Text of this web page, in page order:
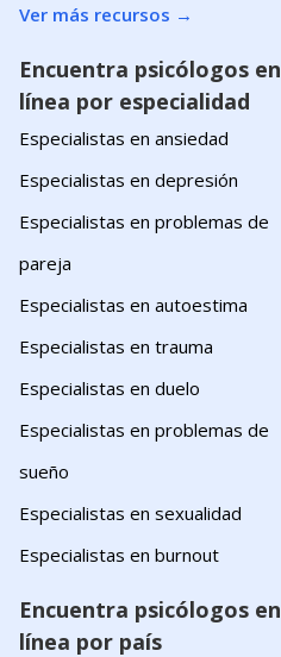
Ver más recursos →
Encuentra psicólogos en
línea por especialidad
Especialistas en ansiedad
Especialistas en depresión
Especialistas en problemas de
pareja
Especialistas en autoestima
Especialistas en trauma
Especialistas en duelo
Especialistas en problemas de
sueño
Especialistas en sexualidad
Especialistas en burnout
Encuentra psicólogos en
línea por país